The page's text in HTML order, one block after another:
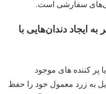
سفارشی است.
ایجاد دندان‌هایی با
پر کننده های موجود
به زرد معمول خود را حفظ